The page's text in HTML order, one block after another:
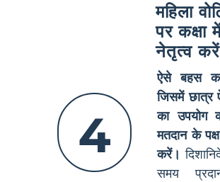
4
महिला
पर कक्षा
नेतृत्व करें
ऐसे बहस
जिसमें छात्र
का उपयोग
मतदान के
करें।
समय